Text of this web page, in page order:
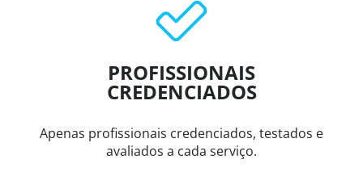
PROFISSIONAIS
CREDENCIADOS
Apenas profissionais credenciados, testados e
avaliados a cada serviço.